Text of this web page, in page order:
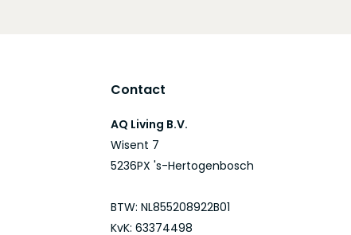
Contact
AQ Living B.V.
Wisent 7
5236PX 's-Hertogenbosch
BTW: NL855208922B01
KvK: 63374498